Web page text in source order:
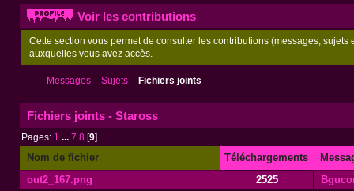
Voir les contributions
Cette section vous permet de consulter les contributions (messages,
auxquelles vous avez accès.
Messages Sujets Fichiers joints
Fichiers joints - Staross
Pages: 1 ...7 8 [9]
Nom de fichier Téléchargements
out2_167.png
2525